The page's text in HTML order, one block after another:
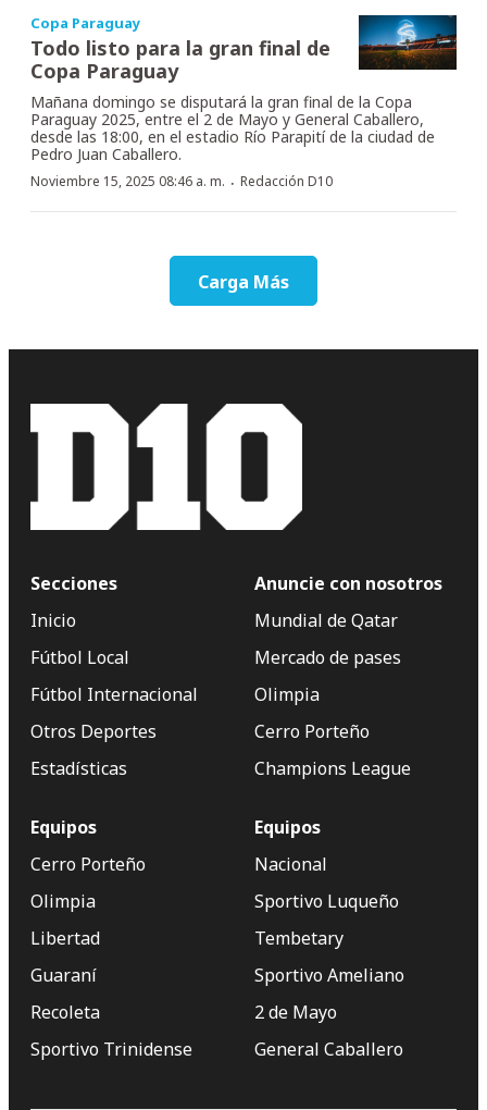
Copa Paraguay
Todo listo para la gran final de
Copa Paraguay
Mañana domingo se disputará la gran final de la Copa
Paraguay 2025, entre el 2 de Mayo y General Caballero,
desde las 18:00, en el estadio Río Parapití de la ciudad de
Pedro Juan Caballero.
Noviembre 15, 2025 08:46 a. m. · Redacción D10
Carga Más
Secciones
Inicio
Fútbol Local
Fútbol Internacional
Otros Deportes
Estadísticas
Anuncie con nosotros
Mundial de Qatar
Mercado de pases
Olimpia
Cerro Porteño
Champions League
Equipos
Cerro Porteño
Olimpia
Libertad
Guaraní
Recoleta
Sportivo Trinidense
Equipos
Nacional
Sportivo Luqueño
Tembetary
Sportivo Ameliano
2 de Mayo
General Caballero